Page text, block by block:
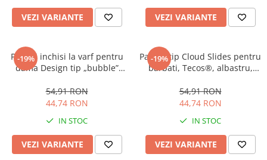
VEZI VARIANTE VEZI VARIANTE
-19%
Papuci inchisi la varf pentru
dama Design tip „bubble”
mărime 36, mov, 23
centimetri
54,91 RON
44,74 RON
IN STOC
VEZI VARIANTE
-19%
Papuci tip Cloud Slides pentru
barbati, Tecos®, albastru,
ultra confortabili,
antiderapanti, ideali pentru
54,91 RON
44,74 RON
IN STOC
VEZI VARIANTE